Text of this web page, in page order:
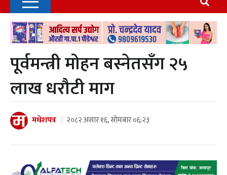
पूर्वमन्त्री मोहन बस्नेतसँग २५
लाख धराैटी माग
मधेशपत्र २०८२ असार १६, सोमबार ०६:२३